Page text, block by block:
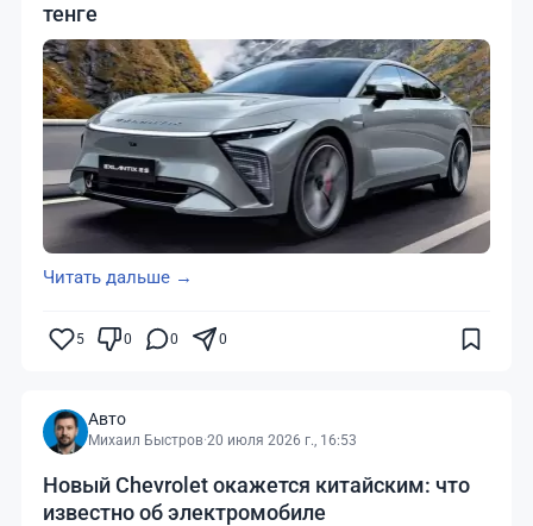
тенге
Читать дальше →
5 0 0 0
Авто
Михаил Быстров·20 июля 2026 г., 16:53
Новый Chevrolet окажется китайским: что
известно об электромобиле